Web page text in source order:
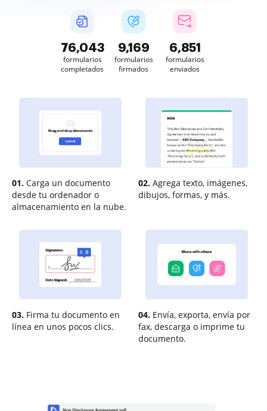
76,043
formularios
completados
9,169
formularios
firmados
6,851
formularios
enviados
01. Carga un documento
desde tu ordenador o
almacenamiento en la nube.
02. Agrega texto, imágenes,
dibujos, formas, y más.
03. Firma tu documento en
línea en unos pocos clics.
04. Envía, exporta, envía por
fax, descarga o imprime tu
documento.